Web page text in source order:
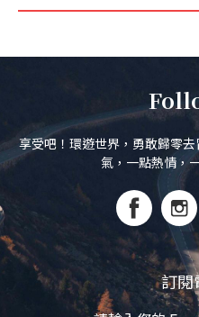
享受吧！環遊世界，勇敢歸零
氣，一點熱情，
訂閱